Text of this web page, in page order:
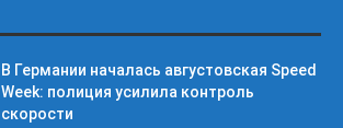
В Германии началась августовская Speed
Week: полиция усилила контроль
скорости